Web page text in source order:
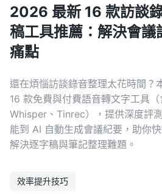
2026 最新 16 款訪談
稿工具推薦：解決會議
痛點
還在煩惱訪談錄音整理太花時間
16 款免費與付費語音轉文字工具
Whisper、Tinrec），提供深度評
能到 AI 自動生成會議紀要，助你
解決逐字稿與筆記整理難題。
效率提升技巧